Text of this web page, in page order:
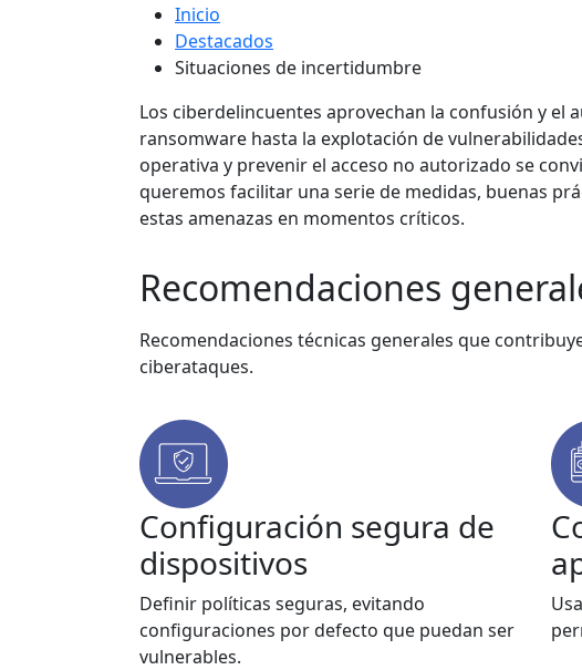
Inicio
Destacados
Situaciones de incertidumbre
Los ciberdelincuentes aprovechan la confusión y el
ransomware hasta la explotación de
operativa y prevenir el acceso no autorizado se
queremos facilitar una serie de medidas, buenas
estas amenazas en momentos críticos.
Recomendaciones
Recomendaciones técnicas generales que
ciberataques.
Configuración segura de
dispositivos
Definir políticas seguras, evitando
configuraciones por defecto que puedan ser
vulnerables.